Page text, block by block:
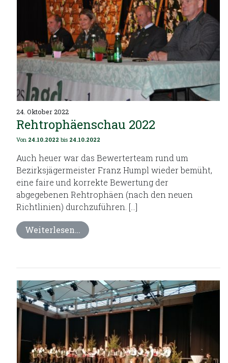
24. Oktober 2022
Rehtrophäenschau 2022
Von 24.10.2022 bis 24.10.2022
Auch heuer war das Bewerterteam rund um
Bezirksjägermeister Franz Humpl wieder bemüht,
eine faire und korrekte Bewertung der
abgegebenen Rehtrophäen (nach den neuen
Richtlinien) durchzuführen. […]
Weiterlesen…